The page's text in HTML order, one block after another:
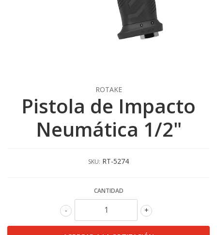
ROTAKE
Pistola de Impacto
Neumática 1/2"
SKU: RT-5274
CANTIDAD
+
-